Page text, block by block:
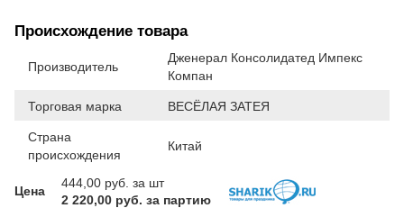
Происхождение товара
Производитель
Дженерал Консолидатед Импекс
Компан
Торговая марка ВЕСЁЛАЯ ЗАТЕЯ
Страна
происхождения
Китай
Цена
444,00 руб. за шт
2 220,00 руб. за партию